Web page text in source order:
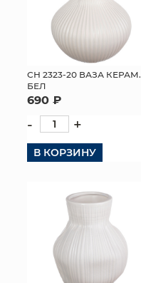
СН 2323-20 ВАЗА КЕРАМ.
БЕЛ
690 ₽
- +
В КОРЗИНУ